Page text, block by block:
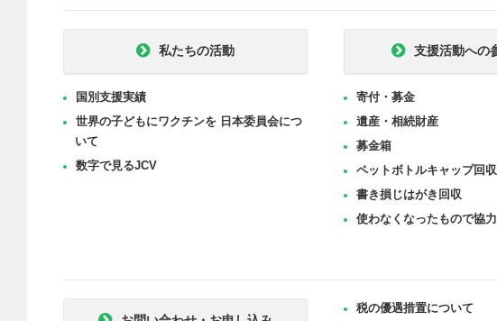
私たちの活動
国別支援実績
世界の子どもにワクチンを 日本委員会につ
いて
数字で見るJCV
支援活動への
寄付・募金
遺産・相続財産
募金箱
ペットボトルキャップ回収
書き損じはがき回収
使わなくなったもので協力
税の優遇措置について